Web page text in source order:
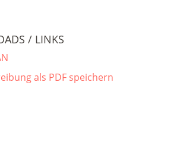
/ LINKS
als PDF speichern